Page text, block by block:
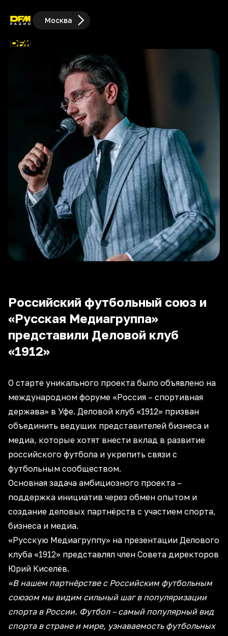
Москва
Российский футбольный союз и
«Русская Медиагруппа»
представили Деловой клуб
«1912»
О старте уникального проекта было объявлено на
международном форуме «Россия – спортивная
держава» в Уфе. Деловой клуб «1912» призван
объединить ведущих представителей бизнеса и
медиа, которые хотят внести вклад в развитие
российского футбола и укрепить связи с
футбольным сообществом.
Основная задача амбициозного проекта –
поддержка инициатив через обмен опытом и
создание деловых партнёрств с участием спорта,
бизнеса и медиа.
«Русскую Медиагруппу» на презентации Делового
клуба «1912» представлял член Совета директоров
Юрий Киселёв.
«В нашем партнёрстве с Российским футбольным
союзом мы видим сильный шаг в популяризации
спорта в России. Футбол – самый популярный вид
спорта в стране и мире, узнаваемость футбольных